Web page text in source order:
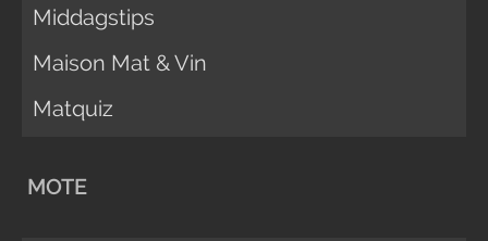
Middagstips
Maison Mat & Vin
Matquiz
MOTE